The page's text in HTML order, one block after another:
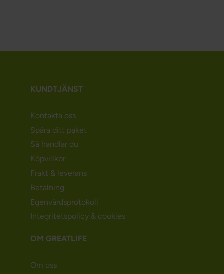
KUNDTJÄNST
Kontakta oss
Spåra ditt paket
Så handlar du
Köpvillkor
Frakt & leverans
Betalning
Egenvårdsprotokoll
Integritetspolicy & cookies
OM GREATLIFE
Om oss